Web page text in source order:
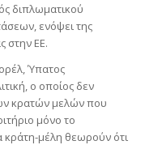
διπλωματικού
ενόψει της
στην ΕΕ.
Ύπατος
ο οποίος δεν
κρατών μελών που
μόνο το
κράτη-μέλη θεωρούν ότι